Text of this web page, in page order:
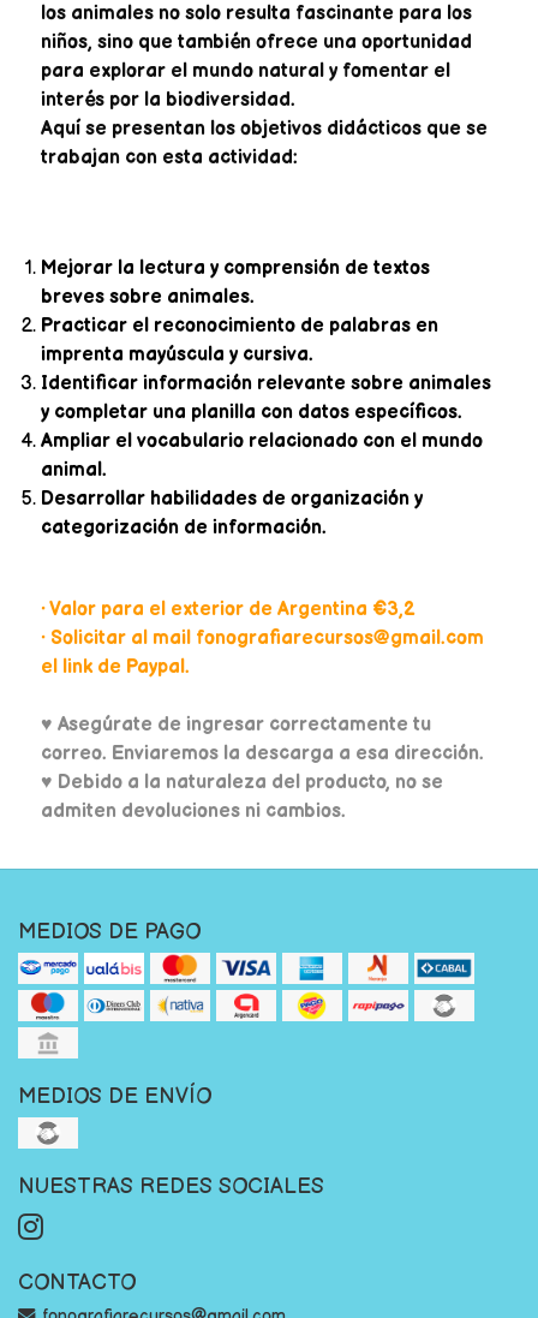
los animales no solo resulta fascinante para los
niños, sino que también ofrece una oportunidad
para explorar el mundo natural y fomentar el
interés por la biodiversidad.
Aquí se presentan los objetivos didácticos que se
trabajan con esta actividad:
Mejorar la lectura y comprensión de textos
breves sobre animales.
Practicar el reconocimiento de palabras en
imprenta mayúscula y cursiva.
Identificar información relevante sobre animales
y completar una planilla con datos específicos.
Ampliar el vocabulario relacionado con el mundo
animal.
Desarrollar habilidades de organización y
categorización de información.
• Valor para el exterior de Argentina €3,2
• Solicitar al mail fonografiarecursos@gmail.com
el link de Paypal.
♥ Asegúrate de ingresar correctamente tu
correo. Enviaremos la descarga a esa dirección.
♥ Debido a la naturaleza del producto, no se
admiten devoluciones ni cambios.
MEDIOS DE PAGO
MEDIOS DE ENVÍO
NUESTRAS REDES SOCIALES
CONTACTO